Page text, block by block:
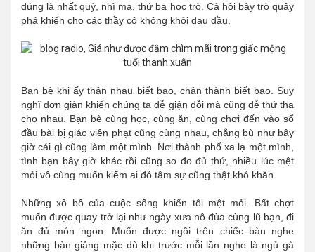
đúng là nhất quỷ, nhì ma, thứ ba học trò. Cả hội bày trò quậy
phá khiến cho các thầy cô không khỏi đau đầu.
Bạn bè khi ấy thân nhau biết bao, chân thành biết bao. Suy
nghĩ đơn giản khiến chúng ta dễ giận dỗi mà cũng dễ thứ tha
cho nhau. Bạn bè cùng học, cùng ăn, cùng chơi đến vào sổ
đầu bài bị giáo viên phạt cũng cùng nhau, chẳng bù như bây
giờ cái gì cũng làm một mình. Nơi thành phố xa lạ một mình,
tình bạn bây giờ khác rồi cũng so đo đủ thứ, nhiều lúc mệt
mỏi vô cùng muốn kiếm ai đó tâm sự cũng thật khó khăn.
Những xô bồ của cuộc sống khiến tôi mệt mỏi. Bất chợt
muốn được quay trở lại như ngày xưa nô đùa cùng lũ bạn, đi
ăn đủ món ngon. Muốn được ngồi trên chiếc bàn nghe
những bàn giảng mặc dù khi trước mỗi lần nghe là ngủ gà